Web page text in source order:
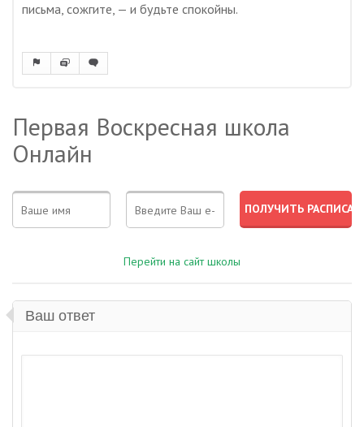
письма, сожгите, — и будьте спокойны.
Первая Воскресная школа
Онлайн
Перейти на сайт школы
Ваш ответ